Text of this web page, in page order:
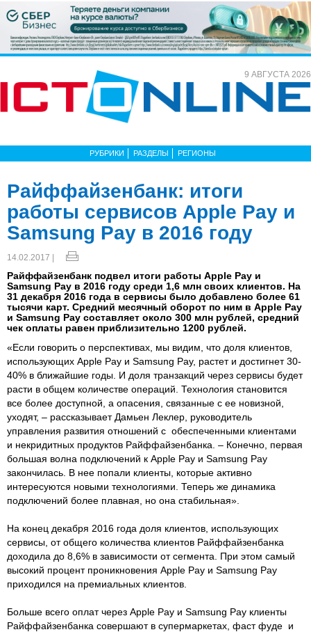
9 АВГУСТА 2026
РУБРИКИ РАЗДЕЛЫ РЕГИОНЫ
Райффайзенбанк: итоги
работы сервисов Apple Pay и
Samsung Pay в 2016 году
14.02.2017 |
Райффайзенбанк подвел итоги работы Apple Pay и
Samsung Pay в 2016 году среди 1,6 млн своих клиентов. На
31 декабря 2016 года в сервисы было добавлено более 61
тысячи карт. Средний месячный оборот по ним в Apple Pay
и Samsung Pay составляет около 300 млн рублей, средний
чек оплаты равен приблизительно 1200 рублей.
«Если говорить о перспективах, мы видим, что доля клиентов,
использующих Apple Pay и Samsung Pay, растет и достигнет 30-
40% в ближайшие годы. И доля транзакций через сервисы будет
расти в общем количестве операций. Технология становится
все более доступной, а опасения, связанные с ее новизной,
уходят, – рассказывает Дамьен Леклер, руководитель
управления развития отношений с обеспеченными клиентами
и некридитных продуктов Райффайзенбанка. – Конечно, первая
большая волна подключений к Apple Pay и Samsung Pay
закончилась. В нее попали клиенты, которые активно
интересуются новыми технологиями. Теперь же динамика
подключений более плавная, но она стабильная».
На конец декабря 2016 года доля клиентов, использующих
сервисы, от общего количества клиентов Райффайзенбанка
доходила до 8,6% в зависимости от сегмента. При этом самый
высокий процент проникновения Apple Pay и Samsung Pay
приходился на премиальных клиентов.
Больше всего оплат через Apple Pay и Samsung Pay клиенты
Райффайзенбанка совершают в супермаркетах, фаст фуде и